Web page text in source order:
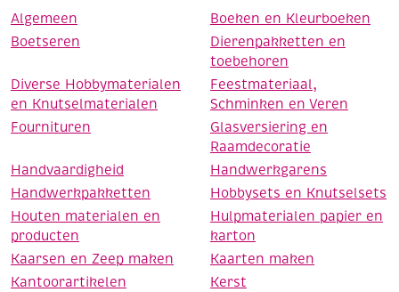
Algemeen
Boeken en Kleurboeken
Boetseren
Dierenpakketten en
toebehoren
Diverse Hobbymaterialen
en Knutselmaterialen
Feestmateriaal,
Schminken en Veren
Fournituren
Glasversiering en
Raamdecoratie
Handvaardigheid
Handwerkgarens
Handwerkpakketten
Hobbysets en Knutselsets
Houten materialen en
producten
Hulpmaterialen papier en
karton
Kaarsen en Zeep maken
Kaarten maken
Kantoorartikelen
Kerst